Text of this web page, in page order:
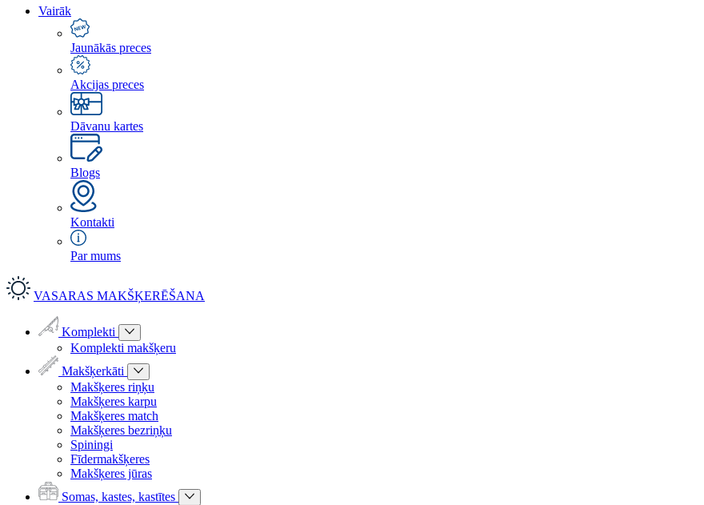
Vairāk
Jaunākās preces
Akcijas preces
Dāvanu kartes
Blogs
Kontakti
Par mums
VASARAS MAKŠĶERĒŠANA
Komplekti
Komplekti makšķeru
Makšķerkāti
Makšķeres riņķu
Makšķeres karpu
Makšķeres match
Makšķeres bezriņķu
Spiningi
Fīdermakšķeres
Makšķeres jūras
Somas, kastes, kastītes